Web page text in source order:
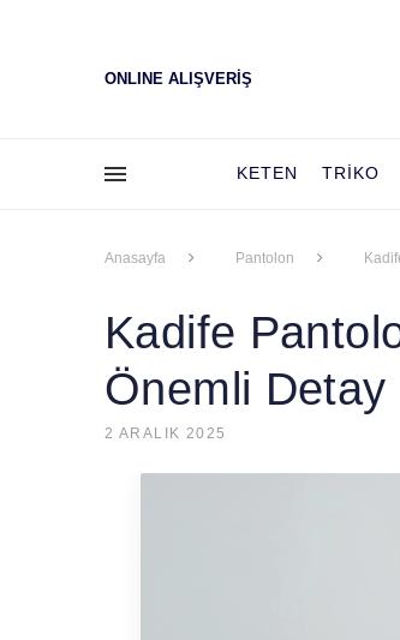
ONLINE ALIŞVERİŞ
KETEN TRIKO
Anasayfa Pantolon
Kadife
Önemli Detay
2 ARALIK 2025